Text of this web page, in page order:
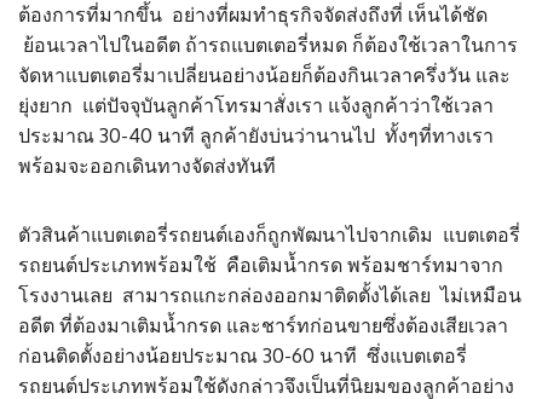
ต้องการที่มากขึ้น อย่างที่ผมทำธุรกิจจัดส่งถึงที่ เห็นได้ชัด
ย้อนเวลาไปในอดีต ถ้ารถแบตเตอรี่หมด ก็ต้องใช้เวลาในการ
จัดหาแบตเตอรี่มาเปลี่ยนอย่างน้อยก็ต้องกินเวลาครึ่งวัน และ
ยุ่งยาก แต่ปัจจุบันลูกค้าโทรมาสั่งเรา แจ้งลูกค้าว่าใช้เวลา
ประมาณ 30-40 นาที ลูกค้ายังบ่นว่านานไป ทั้งๆที่ทางเรา
พร้อมจะออกเดินทางจัดส่งทันที
ตัวสินค้าแบตเตอรี่รถยนต์เองก็ถูกพัฒนาไปจากเดิม แบตเตอรี่
รถยนต์ประเภทพร้อมใช้ คือเติมน้ำกรด พร้อมชาร์ทมาจาก
โรงงานเลย สามารถแกะกล่องออกมาติดตั้งได้เลย ไม่เหมือน
อดีต ที่ต้องมาเติมน้ำกรด และชาร์ทก่อนขายซึ่งต้องเสียเวลา
ก่อนติดตั้งอย่างน้อยประมาณ 30-60 นาที ซึ่งแบตเตอรี่
รถยนต์ประเภทพร้อมใช้ดังกล่าวจึงเป็นที่นิยมของลูกค้าอย่าง